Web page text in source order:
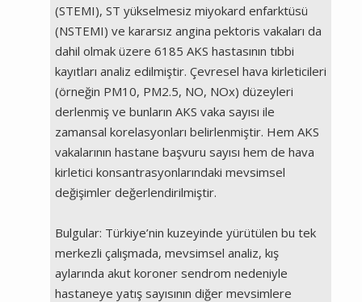
(STEMI), ST yükselmesiz miyokard enfarktüsü
(NSTEMI) ve kararsız angina pektoris vakaları da
dahil olmak üzere 6185 AKS hastasının tıbbi
kayıtları analiz edilmiştir. Çevresel hava kirleticileri
(örneğin PM10, PM2.5, NO, NOx) düzeyleri
derlenmiş ve bunların AKS vaka sayısı ile
zamansal korelasyonları belirlenmiştir. Hem AKS
vakalarının hastane başvuru sayısı hem de hava
kirletici konsantrasyonlarındaki mevsimsel
değişimler değerlendirilmiştir.
Bulgular: Türkiye’nin kuzeyinde yürütülen bu tek
merkezli çalışmada, mevsimsel analiz, kış
aylarında akut koroner sendrom nedeniyle
hastaneye yatış sayısının diğer mevsimlere